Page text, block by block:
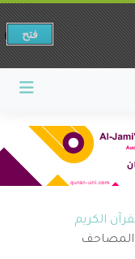
الكريم
المصاحف
فتح